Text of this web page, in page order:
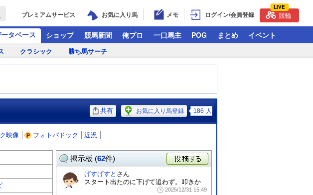
プレミアムサービス お気に入り馬 メモ ログイン/会員登録
LIVE
競輪
タベース ショップ 競馬新聞 俺プロ 一口馬主 POG まとめ イベント
クラシック 勝ち馬サーチ
共有 お気に入り馬登録 186 人
映像 フォトパドック 近況
掲示板 (62件)
投稿する
げすげすと さん
スタート出たのに下げて追わず。叩きか
2025/12/31 15:49